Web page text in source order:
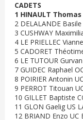
CADETS
1 HINAULT Thomas
2 DELALANDE
3 CUSHWAY
4 LE PRIELLEC
5 CADORET
6 LE TUTOUR
7 GUIDEC Raphael
8 POIRIER Antonin
9 PERROT Titouan
10 GILLET Baptiste
11 GLON Gaelig US
12 BRIAND Enzo UC